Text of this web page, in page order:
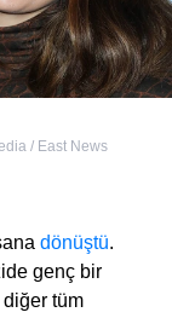
/ East News
dönüştü.
genç bir
diğer tüm